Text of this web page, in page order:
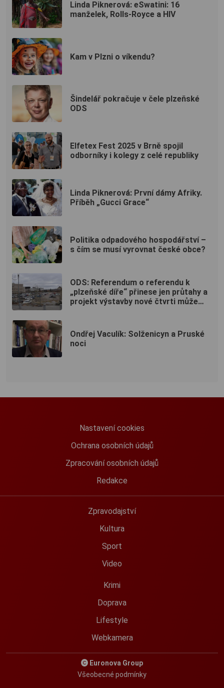
Linda Piknerová: eSwatini: 16
manželek, Rolls-Royce a HIV
Kam v Plzni o víkendu?
Šindelář pokračuje v čele plzeňské
ODS
Elfetex Fest 2025 v Brně spojil
odborníky i kolegy z celé republiky
Linda Piknerová: První dámy Afriky.
Příběh „Gucci Grace“
Politika odpadového hospodářství –
s čím se musí vyrovnat české obce?
ODS: Referendum o referendu k
„plzeňské díře“ přinese jen průtahy a
projekt výstavby nové čtvrti může
Ondřej Vaculík: Solženicyn a Pruské
noci
Nastavení cookies
Ochrana osobních údajů
Zpracování osobních údajů
Redakce
Zpravodajství
Kultura
Sport
Video
Krimi
Doprava
Lifestyle
Webkamera
Euronova Group
Všeobecné podmínky